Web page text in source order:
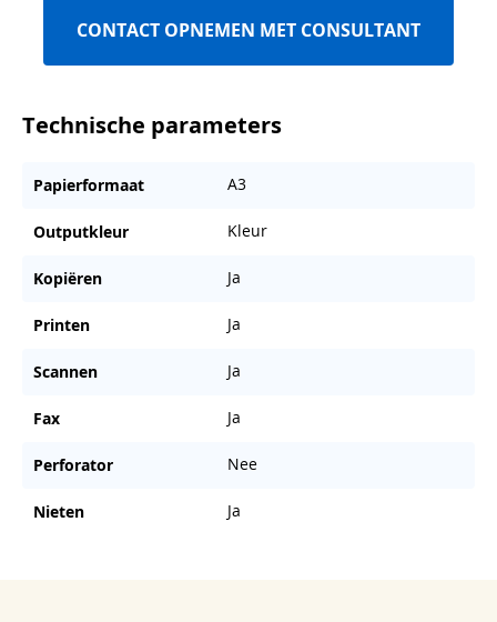
CONTACT OPNEMEN MET CONSULTANT
Technische parameters
Papierformaat A3
Outputkleur Kleur
Kopiëren Ja
Printen Ja
Scannen Ja
Fax Ja
Perforator Nee
Nieten Ja